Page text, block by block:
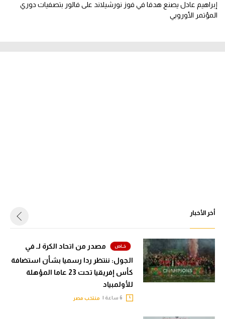
إبراهيم عادل يصنع هدفا في فوز نورشيلاند على فالور بتصفيات دوري
المؤتمر الأوروبي
أخر الأخبار
مصدر من اتحاد الكرة لـ في
الجول: ننتظر ردا رسميا بشأن استضافة
كأس إفريقيا تحت 23 عاما المؤهلة
للأولمبياد
منتخب مصر